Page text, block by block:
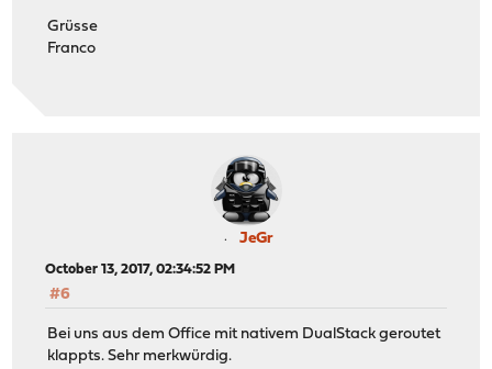
Grüsse
Franco
JeGr
October 13, 2017, 02:34:52 PM
#6
Bei uns aus dem Office mit nativem DualStack geroutet
klappts. Sehr merkwürdig.